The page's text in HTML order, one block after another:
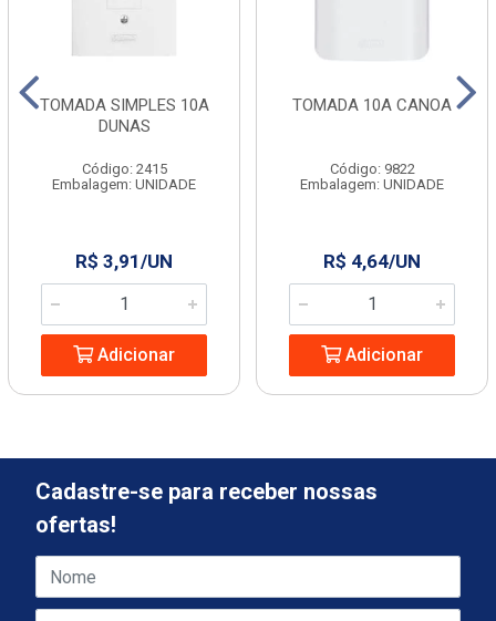
TOMADA SIMPLES 10A
DUNAS
Código: 2415
Embalagem: UNIDADE
R$ 3,91/UN
Adicionar
TOMADA 10A CANOA
Código: 9822
Embalagem: UNIDADE
R$ 4,64/UN
Adicionar
Cadastre-se para receber nossas
ofertas!